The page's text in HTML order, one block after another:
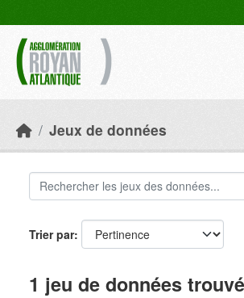
Jeux de données
Trier par
1 jeu de données trouvé